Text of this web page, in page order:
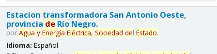
Estacion transformadora San Antonio Oeste,
provincia deRío Negro.
por Agua y Energía Eléctrica, Sociedad del Estado.
Idioma: Español